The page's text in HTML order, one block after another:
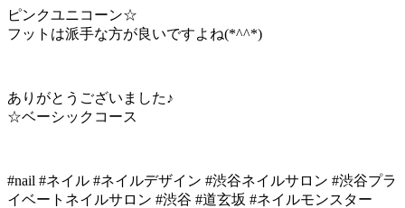
ピンクユニコーン☆
フットは派手な方が良いですよね(*^^*)
ありがとうございました♪
☆ベーシックコース
#nail #ネイル #ネイルデザイン #渋谷ネイルサロン #渋谷プラ
イベートネイルサロン #渋谷 #道玄坂 #ネイルモンスター